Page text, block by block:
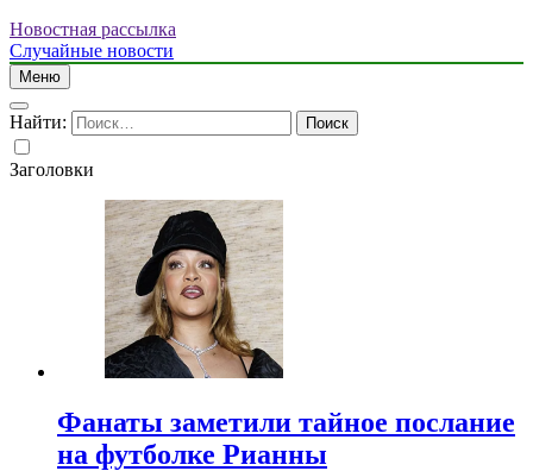
Новостная рассылка
Случайные новости
Меню
Найти:
Заголовки
Фанаты заметили тайное послание
на футболке Рианны